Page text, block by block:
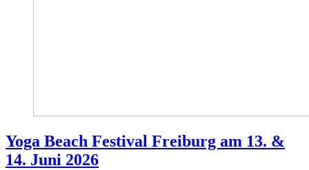
Yoga Beach Festival Freiburg am 13. &
14. Juni 2026